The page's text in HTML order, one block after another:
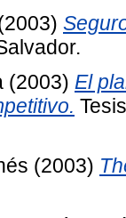
(2003) El
(2003)